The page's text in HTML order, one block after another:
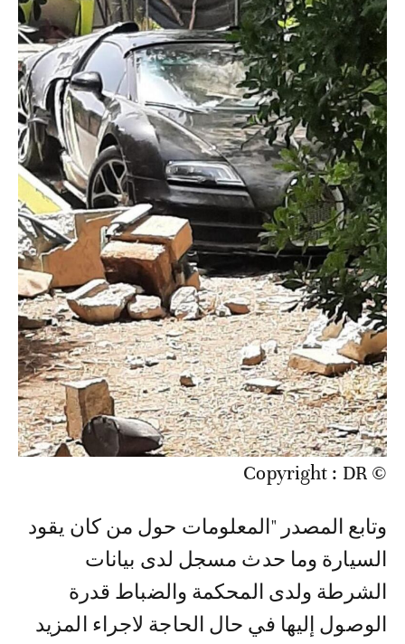
© Copyright : DR
وتابع المصدر "المعلومات حول من كان يقود
السيارة وما حدث مسجل لدى بيانات
الشرطة ولدى المحكمة والضباط قدرة
الوصول إليها في حال الحاجة لاجراء المزيد